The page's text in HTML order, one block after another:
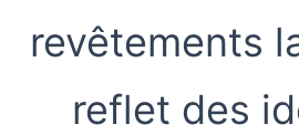
revêtements
reflet des